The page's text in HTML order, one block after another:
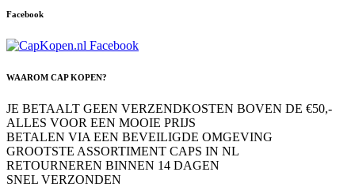
Facebook
WAAROM CAP KOPEN?
JE BETAALT GEEN VERZENDKOSTEN BOVEN DE €50,-
ALLES VOOR EEN MOOIE PRIJS
BETALEN VIA EEN BEVEILIGDE OMGEVING
GROOTSTE ASSORTIMENT CAPS IN NL
RETOURNEREN BINNEN 14 DAGEN
SNEL VERZONDEN